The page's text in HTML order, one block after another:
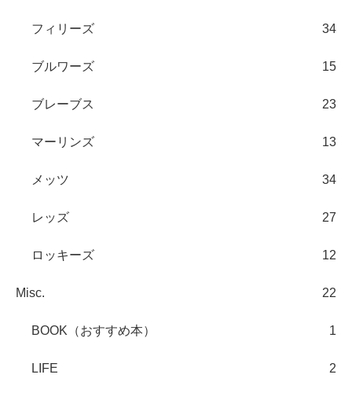
フィリーズ 34
ブルワーズ 15
ブレーブス 23
マーリンズ 13
メッツ 34
レッズ 27
ロッキーズ 12
Misc. 22
BOOK（おすすめ本） 1
LIFE 2